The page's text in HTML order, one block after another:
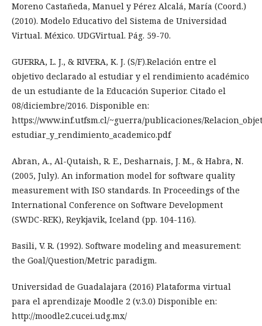
Moreno Castañeda, Manuel y Pérez Alcalá, María (Coord.)
(2010). Modelo Educativo del Sistema de Universidad
Virtual. México. UDGVirtual. Pág. 59-70.
GUERRA, L. J., & RIVERA, K. J. (S/F).Relación entre el
objetivo declarado al estudiar y el rendimiento académico
de un estudiante de la Educación Superior. Citado el
08/diciembre/2016. Disponible en:
https://www.inf.utfsm.cl/~guerra/publicaciones/
estudiar_y_rendimiento_academico.pdf
Abran, A., Al-Qutaish, R. E., Desharnais, J. M., & Habra, N.
(2005, July). An information model for software quality
measurement with ISO standards. In Proceedings of the
International Conference on Software Development
(SWDC-REK), Reykjavik, Iceland (pp. 104-116).
Basili, V. R. (1992). Software modeling and measurement:
the Goal/Question/Metric paradigm.
Universidad de Guadalajara (2016) Plataforma virtual
para el aprendizaje Moodle 2 (v.3.0) Disponible en:
http://moodle2.cucei.udg.mx/